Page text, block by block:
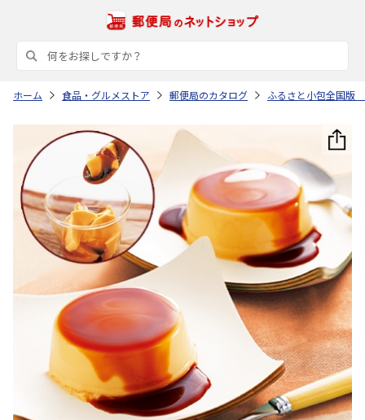
ホーム 食品・グルメストア 郵便局のカタログ ふるさと小包全国版